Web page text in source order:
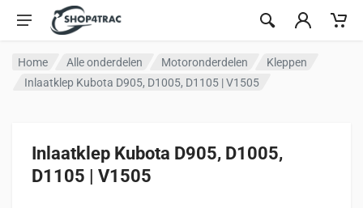
Ga naar inhoud
Home Alle onderdelen Motoronderdelen
Kleppen
Inlaatklep Kubota D905, D1005, D1105 | V1505
Inlaatklep Kubota D905, D1005,
D1105 | V1505